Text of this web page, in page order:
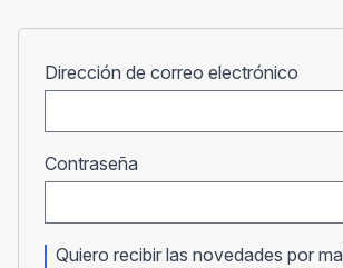
Dirección de correo electrónico
Contraseña
Quiero recibir las novedades por